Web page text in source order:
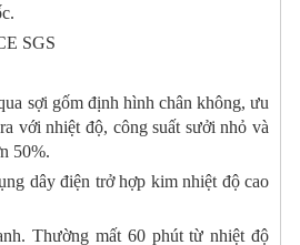
SGS
sợi gốm định hình chân không, ưu
với nhiệt độ, công suất sưởi nhỏ và
50%.
dây điện trở hợp kim nhiệt độ cao
Thường mất 60 phút từ nhiệt độ